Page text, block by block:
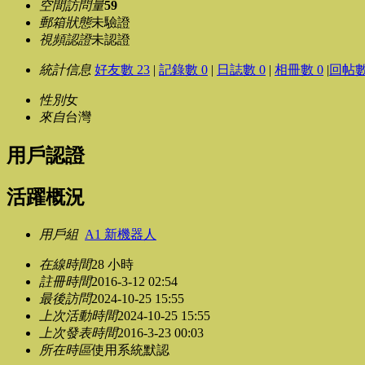
空間訪問量59
郵箱狀態未驗證
視頻認證未認證
統計信息 好友數 23 | 記錄數 0 | 日誌數 0 | 相冊數 0 |回帖
性別女
來自台灣
用戶認證
活躍概況
用戶組 A1 新機器人
在線時間28 小時
註冊時間2016-3-12 02:54
最後訪問2024-10-25 15:55
上次活動時間2024-10-25 15:55
上次發表時間2016-3-23 00:03
所在時區使用系統默認